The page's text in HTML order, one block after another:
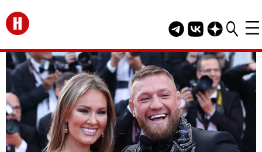
Перейти на главную
Telegram канал
Группа HELLO
Канал